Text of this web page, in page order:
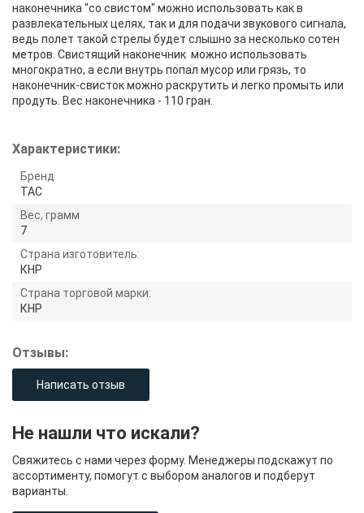
наконечника "со свистом" можно использовать как в
развлекательных целях, так и для подачи звукового сигнала,
ведь полет такой стрелы будет слышно за несколько сотен
метров. Свистящий наконечник можно использовать
многократно, а если внутрь попал мусор или грязь, то
наконечник-свисток можно раскрутить и легко промыть или
продуть. Вес наконечника - 110 гран.
Характеристики:
Бренд
TAC
Вес, грамм
7
Страна изготовитель:
КНР
Страна торговой марки:
КНР
Отзывы:
Написать отзыв
Не нашли что искали?
Свяжитесь с нами через форму. Менеджеры подскажут по
ассортименту, помогут с выбором аналогов и подберут
варианты.